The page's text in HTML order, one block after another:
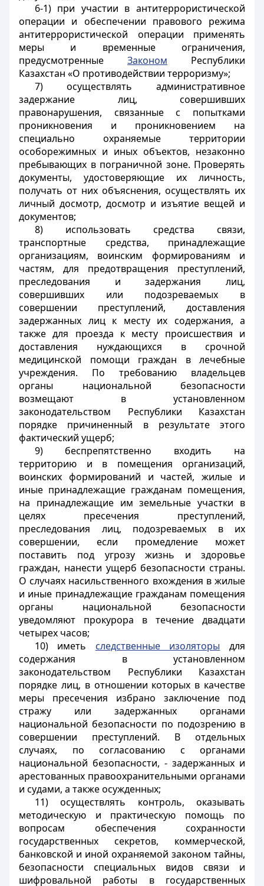
6-1) при участии в антитеррористической
операции и обеспечении правового режима
антитеррористической операции применять
меры и временные ограничения,
предусмотренные Законом Республики
Казахстан «О противодействии терроризму»;
7) осуществлять административное
задержание лиц, совершивших
правонарушения, связанные с попытками
проникновения и проникновением на
специально охраняемые территории
особорежимных и иных объектов, незаконно
пребывающих в пограничной зоне. Проверять
документы, удостоверяющие их личность,
получать от них объяснения, осуществлять их
личный досмотр, досмотр и изъятие вещей и
документов;
8) использовать средства связи,
транспортные средства, принадлежащие
организациям, воинским формированиям и
частям, для предотвращения преступлений,
преследования и задержания лиц,
совершивших или подозреваемых в
совершении преступлений, доставления
задержанных лиц к месту их содержания, а
также для проезда к месту происшествия и
доставления нуждающихся в срочной
медицинской помощи граждан в лечебные
учреждения. По требованию владельцев
органы национальной безопасности
возмещают в установленном
законодательством Республики Казахстан
порядке причиненный в результате этого
фактический ущерб;
9) беспрепятственно входить на
территорию и в помещения организаций,
воинских формирований и частей, жилые и
иные принадлежащие гражданам помещения,
на принадлежащие им земельные участки в
целях пресечения преступлений,
преследования лиц, подозреваемых в их
совершении, если промедление может
поставить под угрозу жизнь и здоровье
граждан, нанести ущерб безопасности страны.
О случаях насильственного вхождения в жилые
и иные принадлежащие гражданам помещения
органы национальной безопасности
уведомляют прокурора в течение двадцати
четырех часов;
10) иметь следственные изоляторы для
содержания в установленном
законодательством Республики Казахстан
порядке лиц, в отношении которых в качестве
меры пресечения избрано заключение под
стражу или задержанных органами
национальной безопасности по подозрению в
совершении преступлений. В отдельных
случаях, по согласованию с органами
национальной безопасности, - задержанных и
арестованных правоохранительными органами
и судами, а также осужденных;
11) осуществлять контроль, оказывать
методическую и практическую помощь по
вопросам обеспечения сохранности
государственных секретов, коммерческой,
банковской и иной охраняемой законом тайны,
безопасности специальных видов связи и
шифровальной работы в государственных